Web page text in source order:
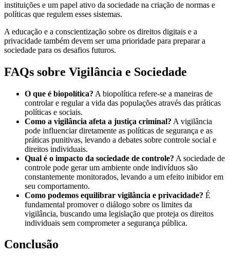
instituições e um papel ativo da sociedade na criação de normas e
políticas que regulem esses sistemas.
A educação e a conscientização sobre os direitos digitais e a
privacidade também devem ser uma prioridade para preparar a
sociedade para os desafios futuros.
FAQs sobre Vigilância e Sociedade
O que é biopolítica? A biopolítica refere-se a maneiras de
controlar e regular a vida das populações através das práticas
políticas e sociais.
Como a vigilância afeta a justiça criminal? A vigilância
pode influenciar diretamente as políticas de segurança e as
práticas punitivas, levando a debates sobre controle social e
direitos individuais.
Qual é o impacto da sociedade de controle? A sociedade de
controle pode gerar um ambiente onde indivíduos são
constantemente monitorados, levando a um efeito inibidor em
seu comportamento.
Como podemos equilibrar vigilância e privacidade? É
fundamental promover o diálogo sobre os limites da
vigilância, buscando uma legislação que proteja os direitos
individuais sem comprometer a segurança pública.
Conclusão